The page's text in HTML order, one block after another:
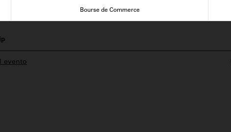
Bourse de Commerce
evento